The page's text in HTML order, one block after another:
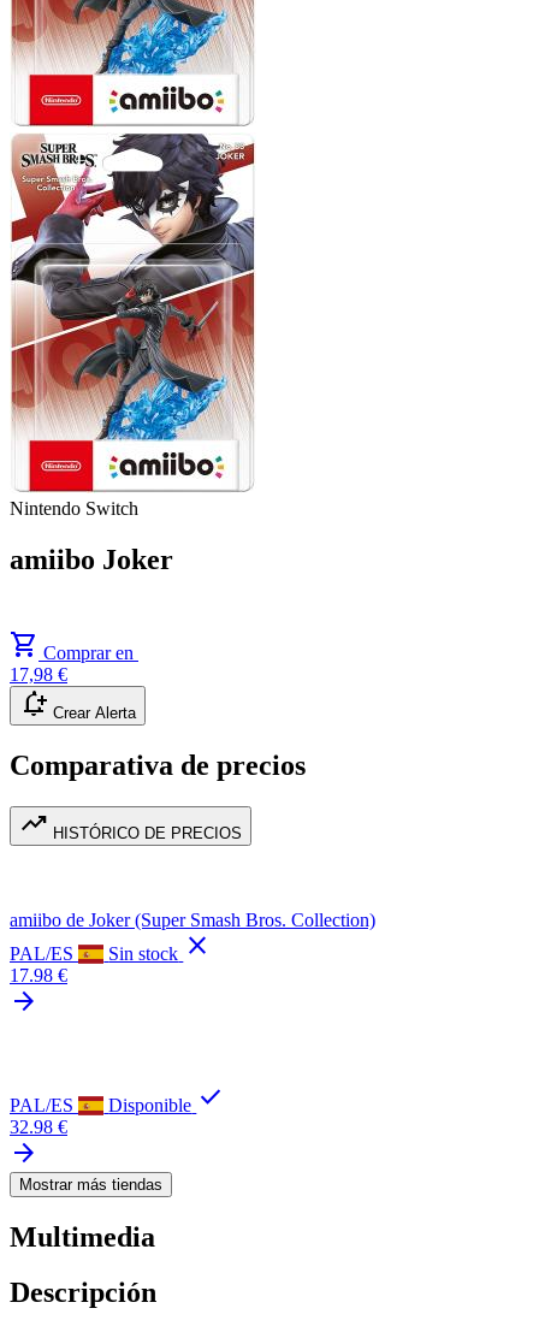
Nintendo Switch
amiibo Joker
shopping_cart Comprar en
17,98 €
notification_add Crear Alerta
Comparativa de precios
trending_up HISTÓRICO DE PRECIOS
amiibo de Joker (Super Smash Bros. Collection)
PAL/ES
Sin stock close
17.98 €
arrow_forward
PAL/ES Disponible check
32.98 €
arrow_forward
Mostrar más tiendas
Multimedia
Descripción